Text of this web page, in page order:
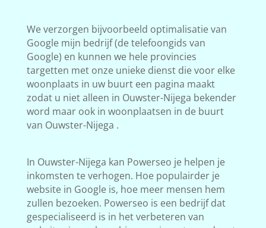
We verzorgen bijvoorbeeld optimalisatie van
Google mijn bedrijf (de telefoongids van
Google) en kunnen we hele provincies
targetten met onze unieke dienst die voor elke
woonplaats in uw buurt een pagina maakt
zodat u niet alleen in Ouwster-Nijega bekender
word maar ook in woonplaatsen in de buurt
van Ouwster-Nijega .
In Ouwster-Nijega kan Powerseo je helpen je
inkomsten te verhogen. Hoe populairder je
website in Google is, hoe meer mensen hem
zullen bezoeken. Powerseo is een bedrijf dat
gespecialiseerd is in het verbeteren van